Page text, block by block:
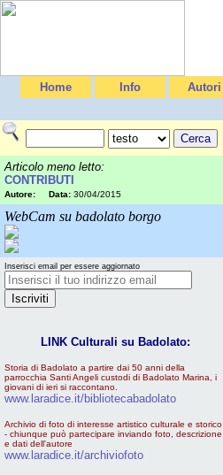
Home Info Autori
Articolo meno letto:
CONTRIBUTI
Autore: Data: 30/04/2015
WebCam su badolato borgo
Inserisci email per essere aggiornato
LINK Culturali su Badolato:
Storia di Badolato a partire dai 50 anni della
parrocchia Santi Angeli custodi di Badolato Marina, i
giovani di ieri si raccontano.
www.laradice.it/bibliotecabadolato
Archivio di foto di interesse artistico culturale e storico
- chiunque può partecipare inviando foto, descrizione
e dati dell'autore
www.laradice.it/archiviofoto